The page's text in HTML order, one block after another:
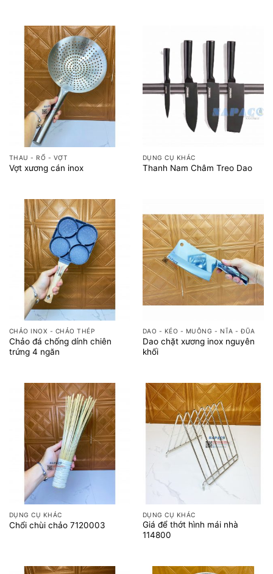
THAU - RỔ - VỢT
Vợt xương cán inox
DỤNG CỤ KHÁC
Thanh Nam Châm Treo Dao
CHẢO INOX - CHẢO THÉP
Chảo đá chống dính chiên
trứng 4 ngăn
DAO - KÉO - MUỖNG - NĨA - ĐŨA
Dao chặt xương inox nguyên
khối
DỤNG CỤ KHÁC
Chổi chùi chảo 7120003
DỤNG CỤ KHÁC
Giá để thớt hình mái nhà
114800